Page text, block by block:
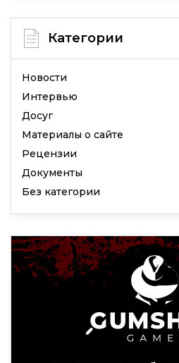
Категории
Новости
Интервью
Досуг
Материалы о сайте
Рецензии
Документы
Без категории